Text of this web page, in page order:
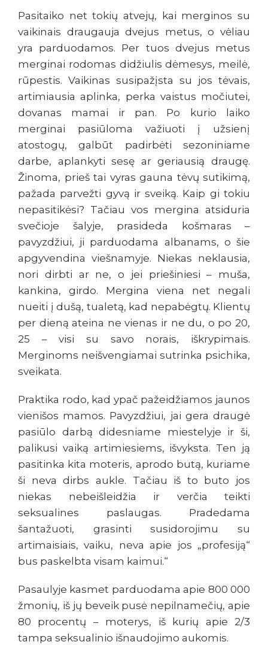
Pasitaiko net tokių atvejų, kai merginos su
vaikinais draugauja dvejus metus, o vėliau
yra parduodamos. Per tuos dvejus metus
merginai rodomas didžiulis dėmesys, meilė,
rūpestis. Vaikinas susipažįsta su jos tėvais,
artimiausia aplinka, perka vaistus močiutei,
dovanas mamai ir pan. Po kurio laiko
merginai pasiūloma važiuoti į užsienį
atostogų, galbūt padirbėti sezoniniame
darbe, aplankyti sesę ar geriausią draugę.
Žinoma, prieš tai vyras gauna tėvų sutikimą,
pažada parvežti gyvą ir sveiką. Kaip gi tokiu
nepasitikėsi? Tačiau vos mergina atsiduria
svečioje šalyje, prasideda košmaras –
pavyzdžiui, ji parduodama albanams, o šie
apgyvendina viešnamyje. Niekas neklausia,
nori dirbti ar ne, o jei priešiniesi – muša,
kankina, girdo. Mergina viena net negali
nueiti į dušą, tualetą, kad nepabėgtų. Klientų
per dieną ateina ne vienas ir ne du, o po 20,
25 – visi su savo norais, iškrypimais.
Merginoms neišvengiamai sutrinka psichika,
sveikata.
Praktika rodo, kad ypač pažeidžiamos jaunos
vienišos mamos. Pavyzdžiui, jai gera draugė
pasiūlo darbą didesniame miestelyje ir ši,
palikusi vaiką artimiesiems, išvyksta. Ten ją
pasitinka kita moteris, aprodo butą, kuriame
ši neva dirbs aukle. Tačiau iš to buto jos
niekas nebeišleidžia ir verčia teikti
seksualines paslaugas. Pradedama
šantažuoti, grasinti susidorojimu su
artimaisiais, vaiku, neva apie jos „profesiją“
bus paskelbta visam kaimui.“
Pasaulyje kasmet parduodama apie 800 000
žmonių, iš jų beveik pusė nepilnamečių, apie
80 procentų – moterys, iš kurių apie 2/3
tampa seksualinio išnaudojimo aukomis.